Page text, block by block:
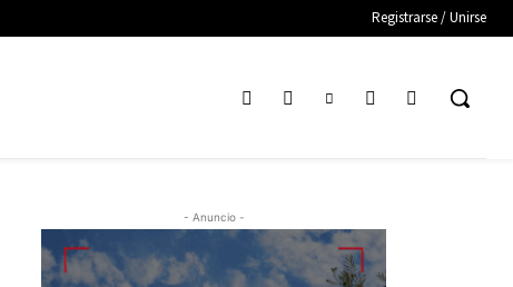
Registrarse / Unirse
- Anuncio -